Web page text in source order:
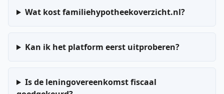
Wat kost familiehypotheekoverzicht.nl?
Kan ik het platform eerst uitproberen?
Is de leningovereenkomst fiscaal